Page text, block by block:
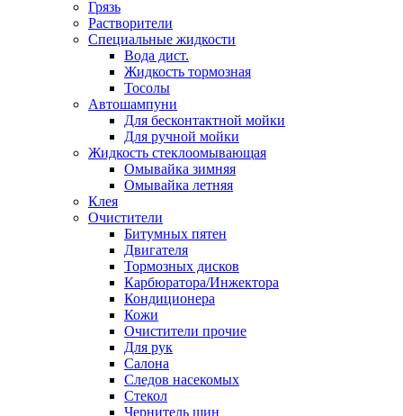
Грязь
Растворители
Специальные жидкости
Вода дист.
Жидкость тормозная
Тосолы
Автошампуни
Для бесконтактной мойки
Для ручной мойки
Жидкость стеклоомывающая
Омывайка зимняя
Омывайка летняя
Клея
Очистители
Битумных пятен
Двигателя
Тормозных дисков
Карбюратора/Инжектора
Кондиционера
Кожи
Очистители прочие
Для рук
Салона
Следов насекомых
Стекол
Чернитель шин